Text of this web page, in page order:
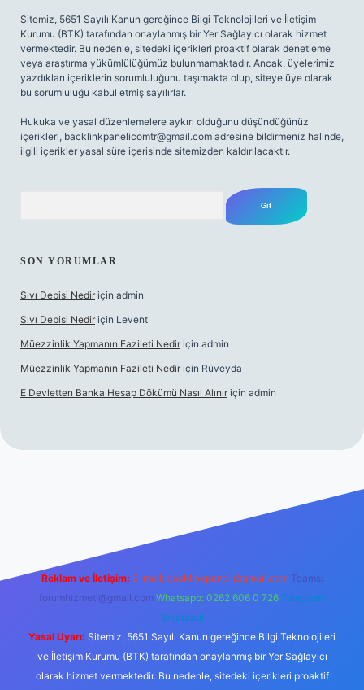
Sitemiz, 5651 Sayılı Kanun gereğince Bilgi Teknolojileri ve İletişim
Kurumu (BTK) tarafından onaylanmış bir Yer Sağlayıcı olarak hizmet
vermektedir. Bu nedenle, sitedeki içerikleri proaktif olarak denetleme
veya araştırma yükümlülüğümüz bulunmamaktadır. Ancak, üyelerimiz
yazdıkları içeriklerin sorumluluğunu taşımakta olup, siteye üye olarak
bu sorumluluğu kabul etmiş sayılırlar.
Hukuka ve yasal düzenlemelere aykırı olduğunu düşündüğünüz
içerikleri, backlinkpanelicomtr@gmail.com adresine bildirmeniz halinde,
ilgili içerikler yasal süre içerisinde sitemizden kaldırılacaktır.
SON YORUMLAR
Sıvı Debisi Nedir için admin
Sıvı Debisi Nedir için Levent
Müezzinlik Yapmanın Fazileti Nedir için admin
Müezzinlik Yapmanın Fazileti Nedir için Rüveyda
E Devletten Banka Hesap Dökümü Nasıl Alınır için admin
Reklam ve İletişim: E-mail: backlinkpaneli@gmail.com Teams:
forumhizmeti@gmail.com Whatsapp: 0262 606 0 726 Telegram:
@karabul
Yasal Uyarı: Sitemiz, 5651 Sayılı Kanun gereğince Bilgi Teknolojileri
ve İletişim Kurumu (BTK) tarafından onaylanmış bir Yer Sağlayıcı
olarak hizmet vermektedir. Bu nedenle, sitedeki içerikleri proaktif